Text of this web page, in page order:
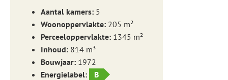
Aantal kamers: 5
Woonoppervlakte: 205 m²
Perceeloppervlakte: 1345 m²
Inhoud: 814 m³
Bouwjaar: 1972
Energielabel:
B